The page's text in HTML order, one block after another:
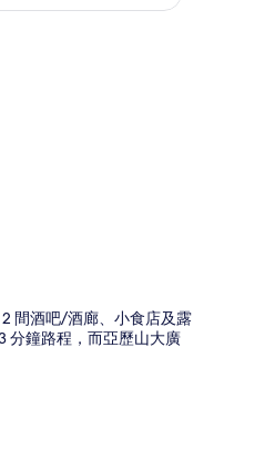
間酒吧/酒廊、小食店及露
分鐘路程，而亞歷山大廣